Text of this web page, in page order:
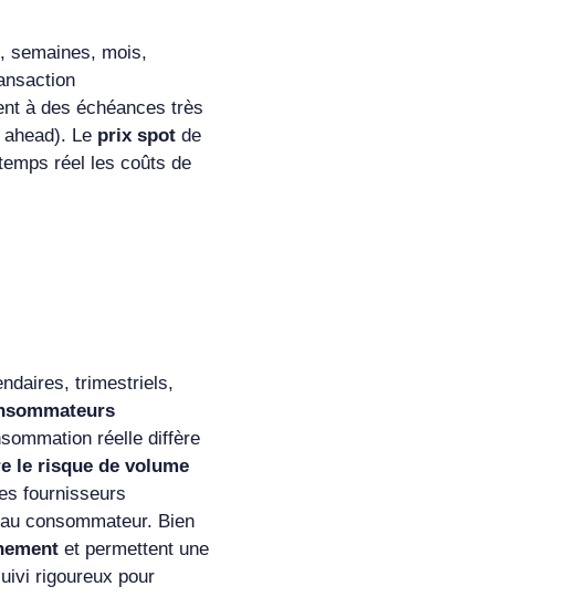
semaines, mois,
à des échéances très
Le prix spot de
réel les coûts de
trimestriels,
réelle diffère
le risque de volume
fournisseurs
consommateur. Bien
et permettent une
rigoureux pour